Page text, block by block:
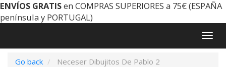
ENVÍOS GRATISen COMPRAS SUPERIORES a 75€ (ESPAÑA
península y PORTUGAL)
Go back
Neceser Dibujitos De Pablo 2